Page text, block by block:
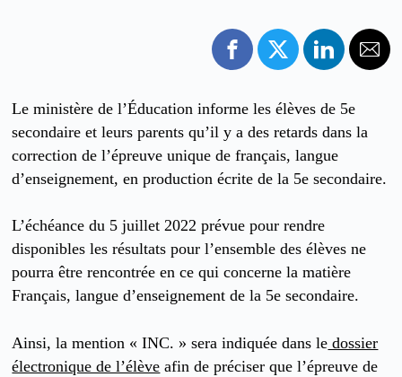
Le ministère de l’Éducation informe les élèves de 5e
secondaire et leurs parents qu’il y a des retards dans la
correction de l’épreuve unique de français, langue
d’enseignement, en production écrite de la 5e secondaire.
L’échéance du 5 juillet 2022 prévue pour rendre
disponibles les résultats pour l’ensemble des élèves ne
pourra être rencontrée en ce qui concerne la matière
Français, langue d’enseignement de la 5e secondaire.
Ainsi, la mention « INC. » sera indiquée dans le dossier
électronique de l’élève afin de préciser que l’épreuve de